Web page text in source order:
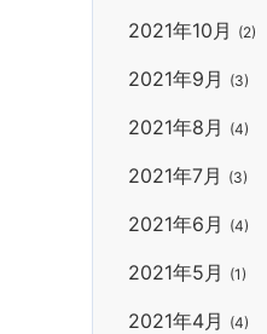
2021年10月 (2)
2021年9月 (3)
2021年8月 (4)
2021年7月 (3)
2021年6月 (4)
2021年5月 (1)
2021年4月 (4)